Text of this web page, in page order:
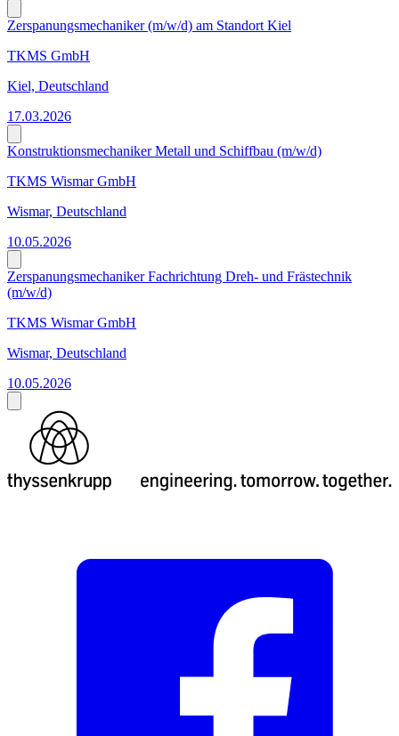
Zerspanungsmechaniker (m/w/d) am Standort Kiel
TKMS GmbH
Kiel, Deutschland
17.03.2026
Konstruktionsmechaniker Metall und Schiffbau (m/w/d)
TKMS Wismar GmbH
Wismar, Deutschland
10.05.2026
Zerspanungsmechaniker Fachrichtung Dreh- und Frästechnik
(m/w/d)
TKMS Wismar GmbH
Wismar, Deutschland
10.05.2026